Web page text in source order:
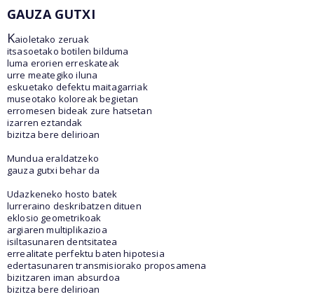
GAUZA GUTXI
Kaioletako zeruak
itsasoetako botilen bilduma
luma erorien erreskateak
urre meategiko iluna
eskuetako defektu maitagarriak
museotako koloreak begietan
erromesen bideak zure hatsetan
izarren eztandak
bizitza bere delirioan
Mundua eraldatzeko
gauza gutxi behar da
Udazkeneko hosto batek
lurreraino deskribatzen dituen
eklosio geometrikoak
argiaren multiplikazioa
isiltasunaren dentsitatea
errealitate perfektu baten hipotesia
edertasunaren transmisiorako proposamena
bizitzaren iman absurdoa
bizitza bere delirioan